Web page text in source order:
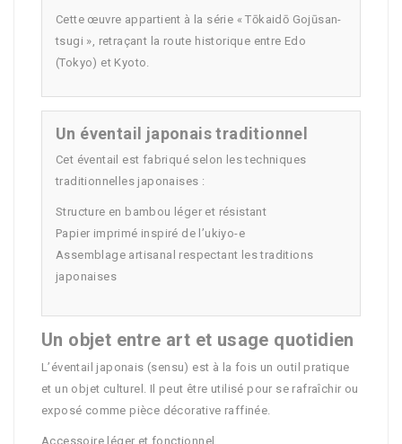
Cette œuvre appartient à la série « Tōkaidō Gojūsan-
tsugi », retraçant la route historique entre Edo
(Tokyo) et Kyoto.
Un éventail japonais traditionnel
Cet éventail est fabriqué selon les techniques
traditionnelles japonaises :
Structure en bambou léger et résistant
Papier imprimé inspiré de l’ukiyo-e
Assemblage artisanal respectant les traditions
japonaises
Un objet entre art et usage quotidien
L’éventail japonais (sensu) est à la fois un outil pratique
et un objet culturel. Il peut être utilisé pour se rafraîchir ou
exposé comme pièce décorative raffinée.
Accessoire léger et fonctionnel